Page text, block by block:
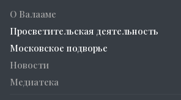
О Валааме
Просветительская деятельность
Московское подворье
Новости
Медиатека